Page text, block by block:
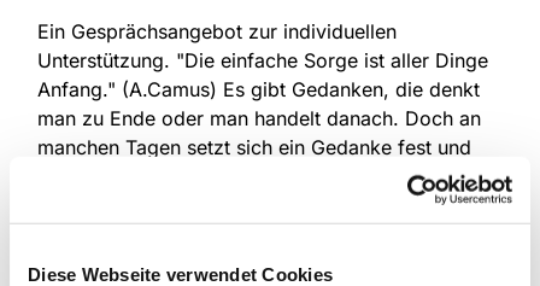
Diese Webseite verwendet Cookies
Ein Gesprächsangebot zur individuellen
Unterstützung. "Die einfache Sorge ist aller Dinge
Anfang." (A.Camus) Es gibt Gedanken, die denkt
man zu Ende oder man handelt danach. Doch an
manchen Tagen setzt sich ein Gedanke fest und
will nicht so recht verschwinden. Es umtreibt einen
die Suche nach einer Lösung. Doch diese will sich
sie einladen das Gespräch zu suchen! Wenn Ihnen